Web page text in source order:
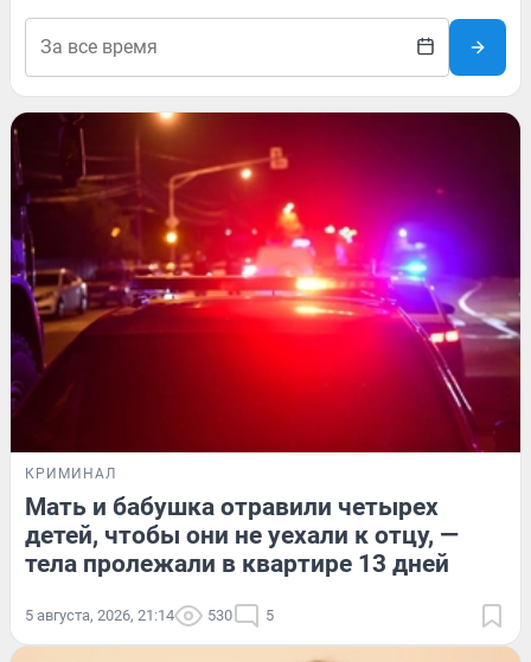
КРИМИНАЛ
Мать и бабушка отравили четырех
детей, чтобы они не уехали к отцу, —
тела пролежали в квартире 13 дней
5 августа, 2026, 21:14 530 5